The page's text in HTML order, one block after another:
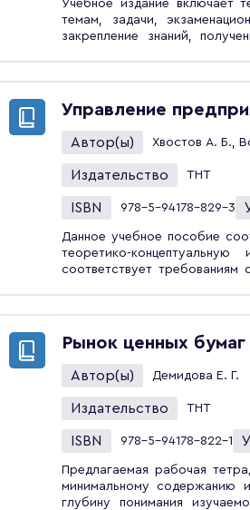
Учебное издание включает
темам, задачи,
закрепление знаний,
обучающихся по
машиностроительных
образовательную
персоналом».
Управление
Автор(ы) Хвостов А. Б.,
Издательство ТНТ
ISBN 978-5-94178-829-3
Данное учебное пособие
теоретико-
соответствует
развития (управления)
жизненного цикла.
менеджмента приведены
цикла.Оригинальным
моделирования для оценки
период кризиса. Правовой
представлен с учетом
студентов вузов,
Рынок ценных бумаг
Автор(ы) Демидова Е. Г.
Издательство ТНТ
ISBN 978-5-94178-822-1
Предлагаемая рабочая
минимальному содержанию
глубину понимания